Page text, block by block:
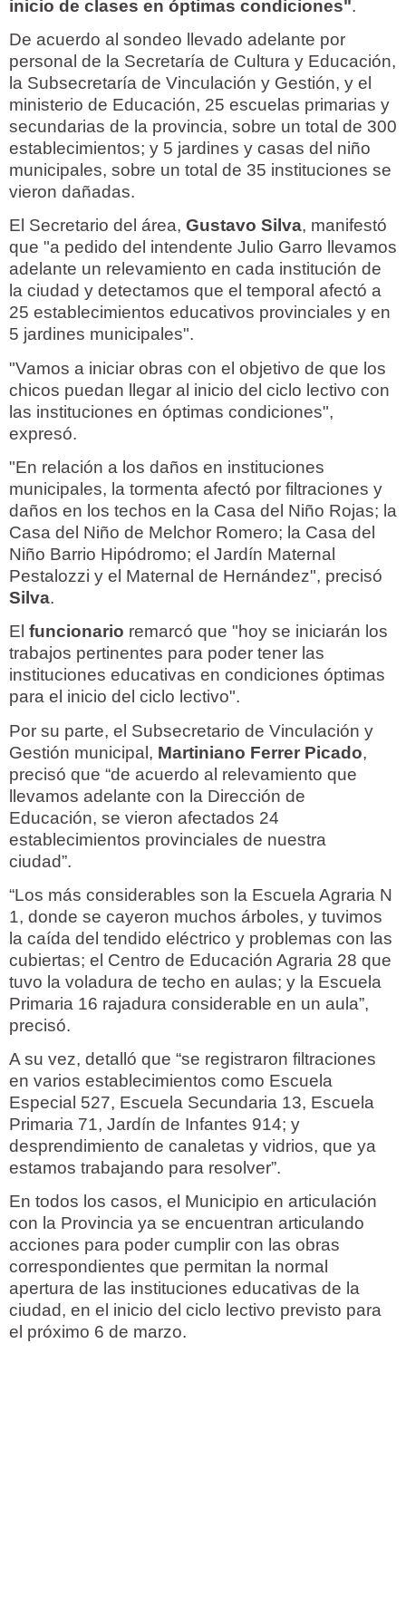
inicio de clases en óptimas condiciones".
De acuerdo al sondeo llevado adelante por
personal de la Secretaría de Cultura y Educación,
la Subsecretaría de Vinculación y Gestión, y el
ministerio de Educación, 25 escuelas primarias y
secundarias de la provincia, sobre un total de 300
establecimientos; y 5 jardines y casas del niño
municipales, sobre un total de 35 instituciones se
vieron dañadas.
El Secretario del área, Gustavo Silva, manifestó
que "a pedido del intendente Julio Garro llevamos
adelante un relevamiento en cada institución de
la ciudad y detectamos que el temporal afectó a
25 establecimientos educativos provinciales y en
5 jardines municipales".
"Vamos a iniciar obras con el objetivo de que los
chicos puedan llegar al inicio del ciclo lectivo con
las instituciones en óptimas condiciones",
expresó.
"En relación a los daños en instituciones
municipales, la tormenta afectó por filtraciones y
daños en los techos en la Casa del Niño Rojas; la
Casa del Niño de Melchor Romero; la Casa del
Niño Barrio Hipódromo; el Jardín Maternal
Pestalozzi y el Maternal de Hernández", precisó
Silva.
El funcionario remarcó que "hoy se iniciarán los
trabajos pertinentes para poder tener las
instituciones educativas en condiciones óptimas
para el inicio del ciclo lectivo".
Por su parte, el Subsecretario de Vinculación y
Gestión municipal, Martiniano Ferrer Picado,
precisó que “de acuerdo al relevamiento que
llevamos adelante con la Dirección de
Educación, se vieron afectados 24
establecimientos provinciales de nuestra
ciudad”.
“Los más considerables son la Escuela Agraria N
1, donde se cayeron muchos árboles, y tuvimos
la caída del tendido eléctrico y problemas con las
cubiertas; el Centro de Educación Agraria 28 que
tuvo la voladura de techo en aulas; y la Escuela
Primaria 16 rajadura considerable en un aula”,
precisó.
A su vez, detalló que “se registraron filtraciones
en varios establecimientos como Escuela
Especial 527, Escuela Secundaria 13, Escuela
Primaria 71, Jardín de Infantes 914; y
desprendimiento de canaletas y vidrios, que ya
estamos trabajando para resolver”.
En todos los casos, el Municipio en articulación
con la Provincia ya se encuentran articulando
acciones para poder cumplir con las obras
correspondientes que permitan la normal
apertura de las instituciones educativas de la
ciudad, en el inicio del ciclo lectivo previsto para
el próximo 6 de marzo.